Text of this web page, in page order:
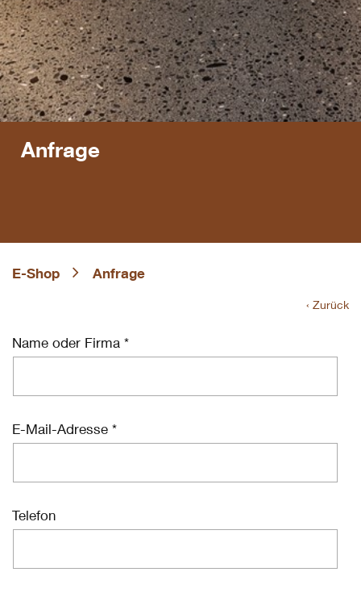
E-Shop Anfrage
‹ Zurück
Anfrage
Name oder Firma *
E-Mail-Adresse *
Telefon